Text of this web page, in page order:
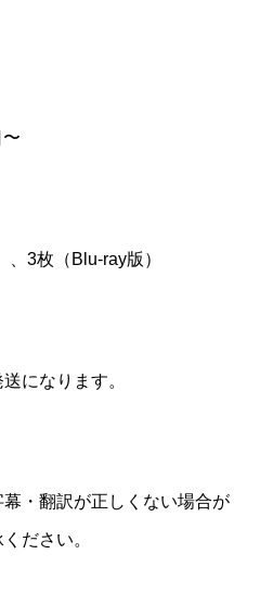
D
u
-
3枚（Blu-ray版）
になります。
・翻訳が正しくない場合が
ださい。